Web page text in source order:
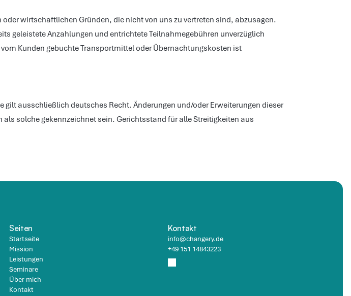
wirtschaftlichen Gründen, die nicht von uns zu vertreten sind, abzusagen.
geleistete Anzahlungen und entrichtete Teilnahmegebühren unverzüglich
Kunden gebuchte Transportmittel oder Übernachtungskosten ist
ausschließlich deutsches Recht. Änderungen und/oder Erweiterungen dieser
solche gekennzeichnet sein. Gerichtsstand für alle Streitigkeiten aus
Seiten
Startseite
Mission
Leistungen
Seminare
Über mich
Kontakt
Kontakt
info@changery.de
+49 151 14843223